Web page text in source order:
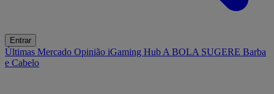
Entrar
Últimas Mercado Opinião iGaming Hub A BOLA SUGERE Barba
e Cabelo